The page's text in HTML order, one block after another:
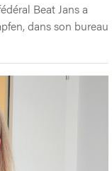
Beat Jans a
dans son bureau